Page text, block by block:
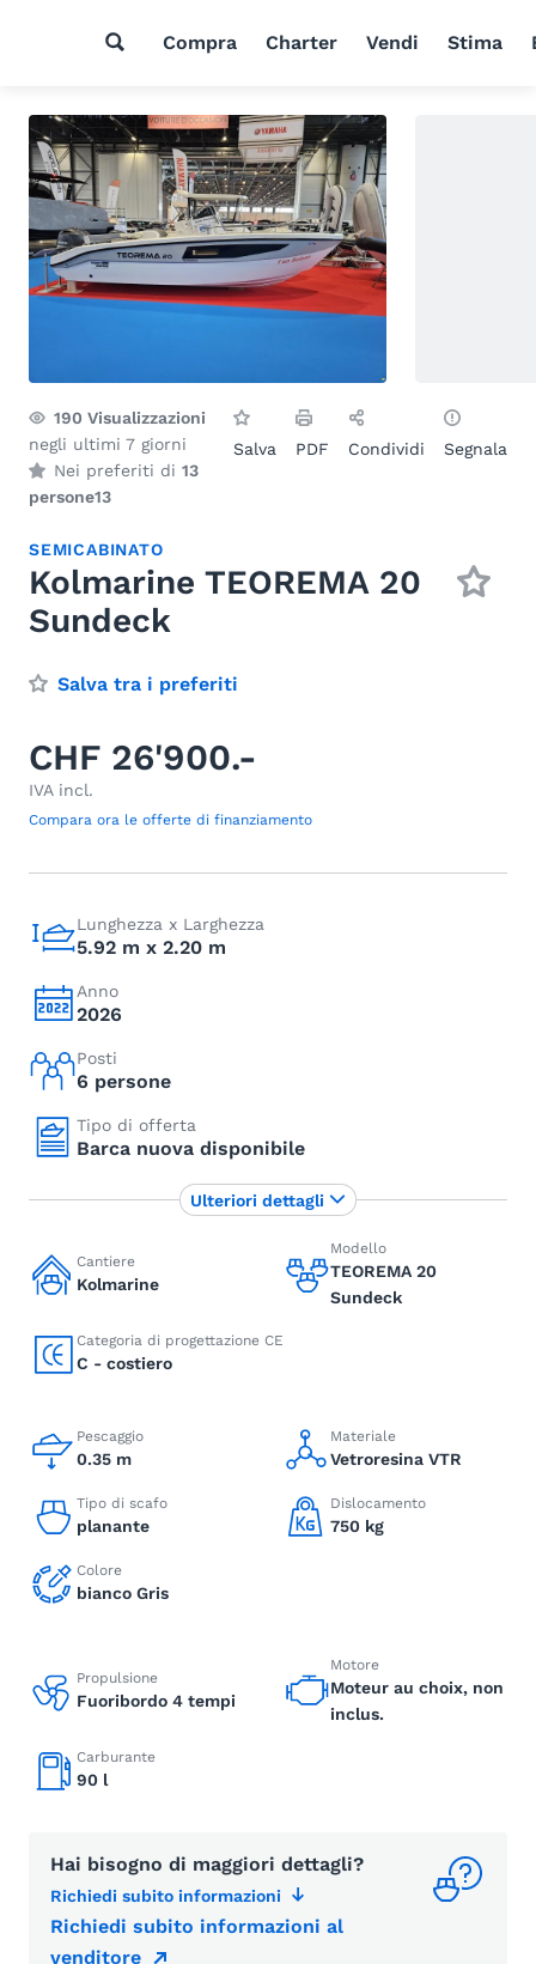
Compra Charter Vendi Stima
190 Visualizzazioni
negli ultimi 7 giorni
Nei preferiti di 13
persone13
Salva PDF Condividi Segnala
SEMICABINATO
Kolmarine TEOREMA 20
Sundeck
Salva tra i preferiti
CHF 26'900.-
IVA incl.
Compara ora le offerte di finanziamento
Lunghezza x Larghezza
5.92 m x 2.20 m
Anno
2026
Posti
6 persone
Tipo di offerta
Barca nuova disponibile
Cantiere
Kolmarine
Modello
TEOREMA 20
Sundeck
Categoria di progettazione CE
C - costiero
Pescaggio
0.35 m
Materiale
Vetroresina VTR
Tipo di scafo
planante
Dislocamento
750 kg
Colore
bianco Gris
Propulsione
Fuoribordo 4 tempi
Motore
Moteur au choix, non
inclus.
Carburante
90 l
Hai bisogno di maggiori dettagli?
Richiedi subito informazioni
Richiedi subito informazioni al
venditore
Ulteriori dettagli